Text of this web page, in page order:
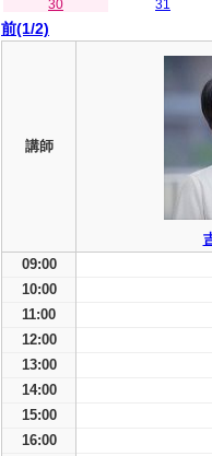
30
31
前(1/2)
講師
09:00
10:00
11:00
12:00
13:00
14:00
15:00
16:00